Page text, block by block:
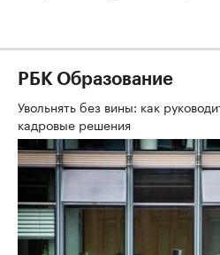
РБК Образование
Увольнять без вины: как
кадровые решения